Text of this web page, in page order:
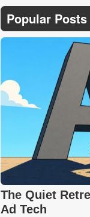
Popular Posts
The Quiet
Ad Tech